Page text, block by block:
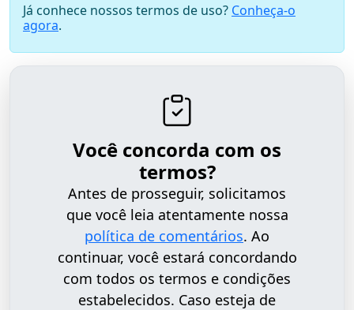
Já conhece nossos termos de uso? Conheça-o
agora.
Você concorda com os
termos?
Antes de prosseguir, solicitamos
que você leia atentamente nossa
política de comentários. Ao
continuar, você estará concordando
com todos os termos e condições
estabelecidos. Caso esteja de